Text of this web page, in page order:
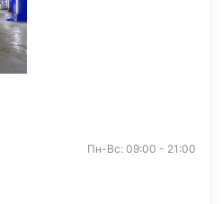
Пн-Вс: 09:00 - 21:00